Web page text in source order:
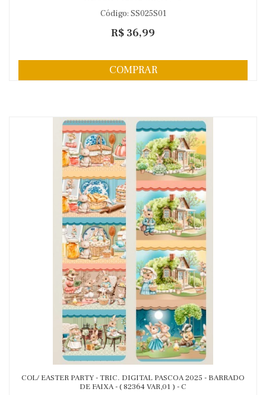
Código: SS025S01
R$ 36,99
COMPRAR
COL/ EASTER PARTY - TRIC. DIGITAL PASCOA 2025 - BARRADO
DE FAIXA - ( 82364 VAR,01 ) - C